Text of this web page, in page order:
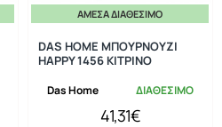
ΆΜΕΣΑ ΔΙΑΘΈΣΙΜΟ
Das Home ΔΙΑΘΕΣΙΜΟ
DAS HOME ΜΠΟΥΡΝΟΥΖΙ
HAPPY 1456 ΚΙΤΡΙΝΟ
41,31€